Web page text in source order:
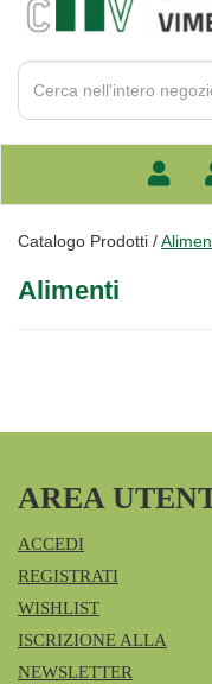
Cerca
Prodotto
Catalogo Prodotti /
Alimenti
AREA
ACCEDI
REGISTRATI
WISHLIST
ISCRIZIONE ALLA
NEWSLETTER